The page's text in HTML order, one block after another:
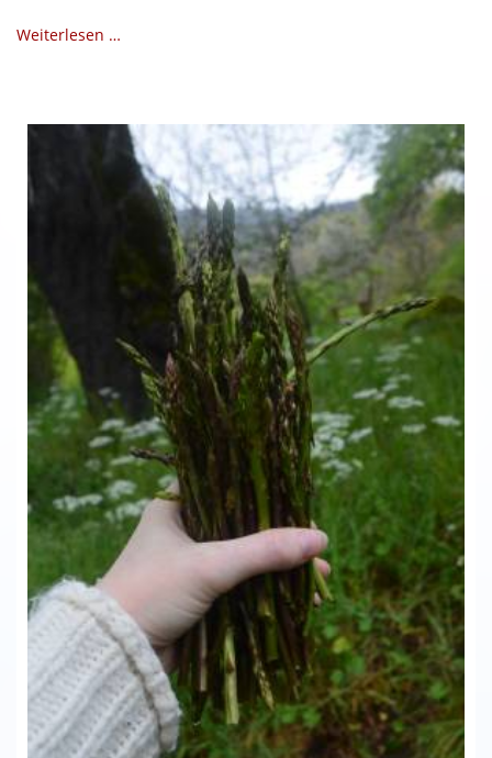
Weiterlesen …